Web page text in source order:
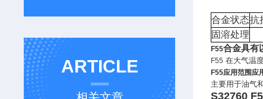
ARTICLE
合金状态抗
固溶处理
F55合金具有
F55 在大气温
F55应用范围应
主要用于油气
S32760